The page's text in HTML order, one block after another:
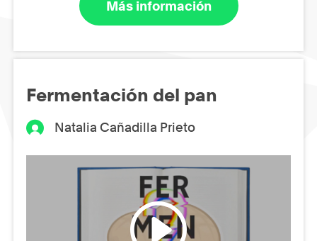
Más información
Fermentación del pan
Natalia Cañadilla Prieto